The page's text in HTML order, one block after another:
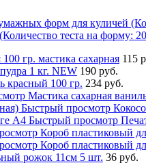
теста на форму:
100 гр. мастика сахарная 115
1 кг. NEW 190 руб.
красный 100 гр. 234 руб.
Мастика сахарная
Быстрый просмотр
Быстрый просмотр
Короб пластиковый
Короб пластиковый
рожок 11см 5 шт. 36 руб.